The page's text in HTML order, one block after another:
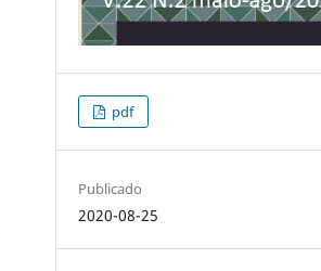
pdf
Publicado
2020-08-25